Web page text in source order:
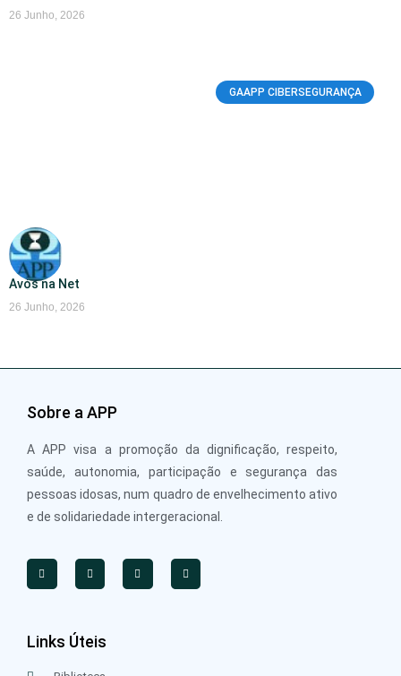
26 Junho, 2026
GAAPP CIBERSEGURANÇA
Avós na Net
26 Junho, 2026
Sobre a APP
A APP visa a promoção da dignificação, respeito,
saúde, autonomia, participação e segurança das
pessoas idosas, num quadro de envelhecimento ativo
e de solidariedade intergeracional.
Links Úteis